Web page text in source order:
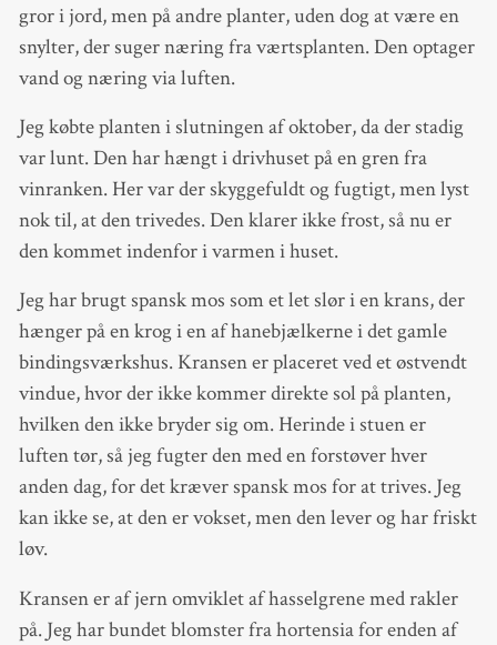
gror i jord, men på andre planter, uden dog at være en
snylter, der suger næring fra værtsplanten. Den optager
vand og næring via luften.
Jeg købte planten i slutningen af oktober, da der stadig
var lunt. Den har hængt i drivhuset på en gren fra
vinranken. Her var der skyggefuldt og fugtigt, men lyst
nok til, at den trivedes. Den klarer ikke frost, så nu er
den kommet indenfor i varmen i huset.
Jeg har brugt spansk mos som et let slør i en krans, der
hænger på en krog i en af hanebjælkerne i det gamle
bindingsværkshus. Kransen er placeret ved et østvendt
vindue, hvor der ikke kommer direkte sol på planten,
hvilken den ikke bryder sig om. Herinde i stuen er
luften tør, så jeg fugter den med en forstøver hver
anden dag, for det kræver spansk mos for at trives. Jeg
kan ikke se, at den er vokset, men den lever og har friskt
løv.
Kransen er af jern omviklet af hasselgrene med rakler
på. Jeg har bundet blomster fra hortensia for enden af